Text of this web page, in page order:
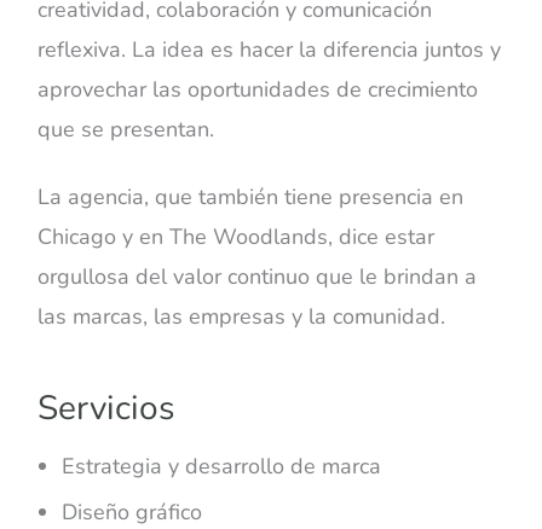
creatividad, colaboración y comunicación
reflexiva. La idea es hacer la diferencia juntos y
aprovechar las oportunidades de crecimiento
que se presentan.
La agencia, que también tiene presencia en
Chicago y en The Woodlands, dice estar
orgullosa del valor continuo que le brindan a
las marcas, las empresas y la comunidad.
Servicios
Estrategia y desarrollo de marca
Diseño gráfico